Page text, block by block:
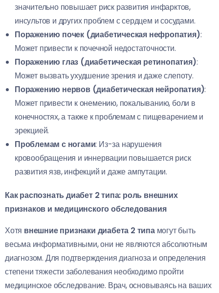
значительно повышает риск развития инфарктов,
инсультов и других проблем с сердцем и сосудами.
Поражению почек (диабетическая нефропатия):
Может привести к почечной недостаточности.
Поражению глаз (диабетическая ретинопатия):
Может вызвать ухудшение зрения и даже слепоту.
Поражению нервов (диабетическая нейропатия):
Может привести к онемению, покалыванию, боли в
конечностях, а также к проблемам с пищеварением и
эрекцией.
Проблемам с ногами: Из-за нарушения
кровообращения и иннервации повышается риск
развития язв, инфекций и даже ампутации.
Как распознать диабет 2 типа: роль внешних
признаков и медицинского обследования
Хотя внешние признаки диабета 2 типамогут быть
весьма информативными, они не являются абсолютным
диагнозом. Для подтверждения диагноза и определения
степени тяжести заболевания необходимо пройти
медицинское обследование. Врач, основываясь на ваших